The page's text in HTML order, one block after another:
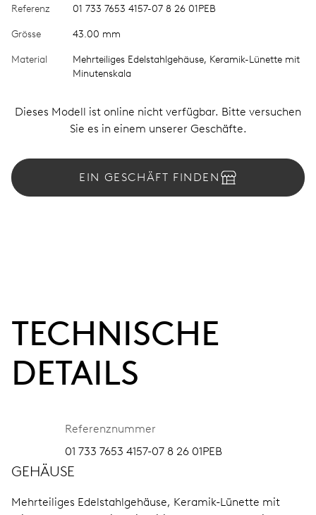
Referenz 01 733 7653 4157-07 8 26 01PEB
Grösse 43.00 mm
Material
Mehrteiliges Edelstahlgehäuse, Keramik-Lünette mit
Minutenskala
Dieses Modell ist online nicht verfügbar. Bitte versuchen
Sie es in einem unserer Geschäfte.
EIN GESCHÄFT FINDEN
TECHNISCHE
DETAILS
Referenznummer
01 733 7653 4157-07 8 26 01PEB
GEHÄUSE
Mehrteiliges Edelstahlgehäuse, Keramik-Lünette mit